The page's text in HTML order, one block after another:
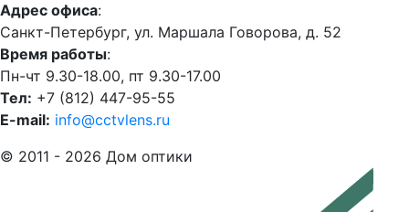
Адрес офиса:
Санкт-Петербург, ул. Маршала Говорова, д. 52
Время работы:
Пн-чт 9.30-18.00, пт 9.30-17.00
Тел: +7 (812) 447-95-55
E-mail: info@cctvlens.ru
© 2011 - 2026 Дом оптики